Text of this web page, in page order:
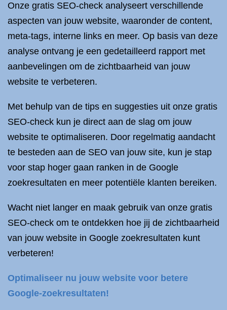
Onze gratis SEO-check analyseert verschillende
aspecten van jouw website, waaronder de content,
meta-tags, interne links en meer. Op basis van deze
analyse ontvang je een gedetailleerd rapport met
aanbevelingen om de zichtbaarheid van jouw
website te verbeteren.
Met behulp van de tips en suggesties uit onze gratis
SEO-check kun je direct aan de slag om jouw
website te optimaliseren. Door regelmatig aandacht
te besteden aan de SEO van jouw site, kun je stap
voor stap hoger gaan ranken in de Google
zoekresultaten en meer potentiële klanten bereiken.
Wacht niet langer en maak gebruik van onze gratis
SEO-check om te ontdekken hoe jij de zichtbaarheid
van jouw website in Google zoekresultaten kunt
verbeteren!
Optimaliseer nu jouw website voor betere
Google-zoekresultaten!